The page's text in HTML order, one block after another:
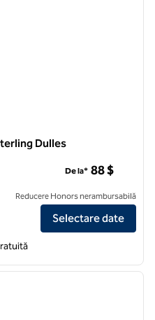
Dulles
Aeroportul Spark by Hilton
De la* 88 $
Reducere Honors nerambursabilă
Selectare date